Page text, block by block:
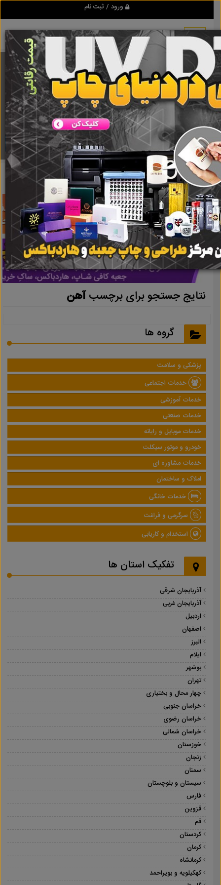
ورود / ثبت نام
برنامه اندروید تبلیغ شو
مرجع نیازمندیها و تبلیغات اینترنتی
دانلود
تبلیغ شو آهن نتایج جستجو برای برچسبآهن
نتایج جستجو برای برچسبآهن
گروه ها
پزشکی و سلامت
خدمات اجتماعی
خدمات آموزشی
خدمات صنعتی
خدمات موبایل و رایانه
خودرو و موتور سیکلت
خدمات مشاوره ای
املاک و ساختمان
خدمات خانگی
سرگرمی و فراغت
استخدام و کاریابی
تفکیک استان ها
آذربایجان شرقی
آذربایجان غربی
اردبیل
اصفهان
البرز
ایلام
بوشهر
تهران
چهار محال و بختیاری
خراسان جنوبی
خراسان رضوی
خراسان شمالی
خوزستان
زنجان
سمنان
سیستان و بلوچستان
فارس
قزوین
قم
کردستان
کرمان
کرمانشاه
کهکیلویه و بویراحمد